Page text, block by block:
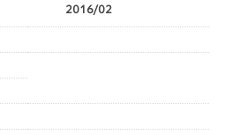
2016/02